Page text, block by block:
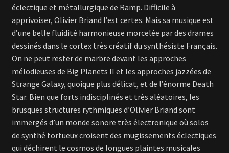
éclectique et métallurgique de Ramp. Difficile à
apprivoiser, Olivier Briand l’est certes. Mais sa musique est
d’une belle fluidité harmonieuse morcelée par des drames
dessinés dans le cortex très créatif du synthésiste Français.
On ne peut rester de marbre devant les approches
mélodieuses de Big Planets II et les approches jazzées de
Strange Galaxy, quoique plus délicat, et de l’énorme Death
Star. Bien que forts indisciplinés et très aléatoires, les
brusques structures rythmiques d’Olivier Briand sont
immergés d’un monde sonore très électronique où solos
de synthé tortueux croisent des mugissements éclectiques
qui déchirent le cosmos de longues plaintes musicales